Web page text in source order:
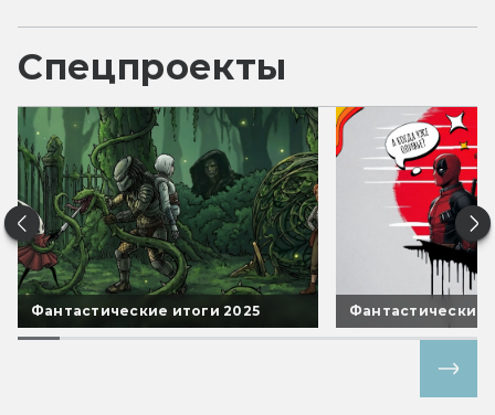
Спецпроекты
Фантастические итоги 2025 Фантастические